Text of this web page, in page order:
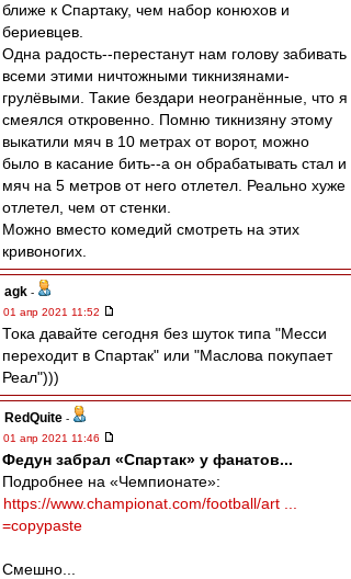
ближе к Спартаку, чем набор конюхов и
бериевцев.
Одна радость--перестанут нам голову забивать
всеми этими ничтожными тикнизянами-
грулёвыми. Такие бездари неогранённые, что я
смеялся откровенно. Помню тикнизяну этому
выкатили мяч в 10 метрах от ворот, можно
было в касание бить--а он обрабатывать стал и
мяч на 5 метров от него отлетел. Реально хуже
отлетел, чем от стенки.
Можно вместо комедий смотреть на этих
кривоногих.
agk -
01 апр 2021 11:52
Тока давайте сегодня без шуток типа "Месси
переходит в Спартак" или "Маслова покупает
Реал")))
RedQuite -
01 апр 2021 11:46
Федун забрал «Спартак» у фанатов...
Подробнее на «Чемпионате»:
https://www.championat.com/football/art ...
=copypaste
Смешно...